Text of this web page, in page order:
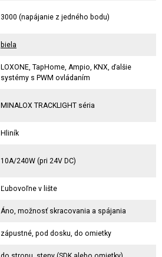
3000 (napájanie z jedného bodu)
biela
LOXONE, TapHome, Ampio, KNX, ďalšie
systémy s PWM ovládaním
MINALOX TRACKLIGHT séria
Hliník
10A/240W (pri 24V DC)
Ľubovoľne v lište
Áno, možnosť skracovania a spájania
zápustné, pod dosku, do omietky